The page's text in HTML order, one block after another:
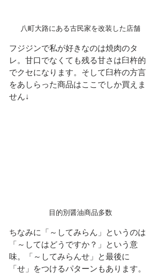
八町大路にある古民家を改装した店舗
フジジンで私が好きなのは焼肉のタ
レ。甘口でなくても残る甘さは臼杵的
でクセになります。そして臼杵の方言
をあしらった商品はここでしか買えま
せん↓
目的別醤油商品多数
ちなみに「～してみらん」というのは
「～してはどうですか？」という意
味。「～してみらんせ」と最後に
「せ」をつけるパターンもあります。